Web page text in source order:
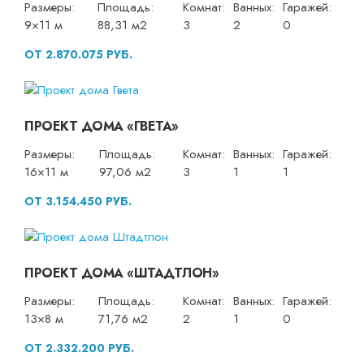
Размеры:
9×11 м
Площадь:
88,31 м2
Комнат:
3
Ванных:
2
Гаражей:
0
ОТ 2.870.075 РУБ.
ПРОЕКТ ДОМА «ГВЕТА»
Размеры:
16×11 м
Площадь:
97,06 м2
Комнат:
3
Ванных:
1
Гаражей:
1
ОТ 3.154.450 РУБ.
ПРОЕКТ ДОМА «ШТАДТЛОН»
Размеры:
13×8 м
Площадь:
71,76 м2
Комнат:
2
Ванных:
1
Гаражей:
0
ОТ 2.332.200 РУБ.